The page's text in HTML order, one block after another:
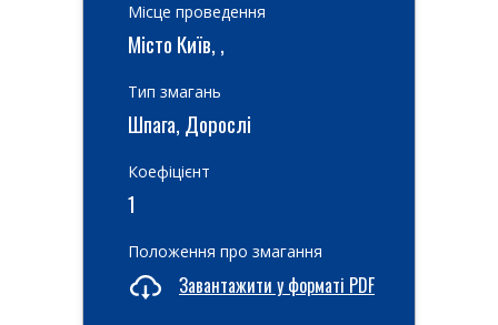
Місце проведення
Місто Київ, ,
Тип змагань
Шпага, Дорослі
Коефіцієнт
1
Положення про змагання
Завантажити у форматі PDF